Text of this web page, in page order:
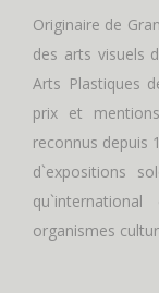
Originaire de
des arts visuels
Arts Plastiques
prix et
reconnus depuis
d`expositions
organismes